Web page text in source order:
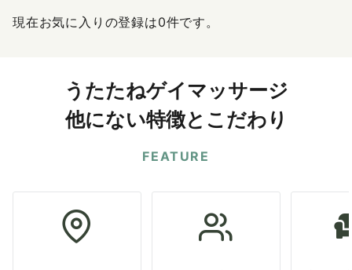
現在お気に入りの登録は0件です。
うたたねゲイマッサージ
他にない特徴とこだわり
FEATURE